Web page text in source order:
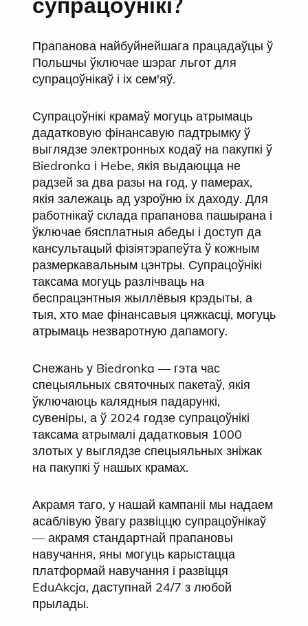
Прапанова найбуйнейшага працадаўцы ў
Польшчы ўключае шэраг льгот для
супрацоўнікаў і іх сем'яў.
Супрацоўнікі крамаў могуць атрымаць
дадатковую фінансавую падтрымку ў
выглядзе электронных кодаў на пакупкі ў
Biedronka і Hebe, якія выдаюцца не
радзей за два разы на год, у памерах,
якія залежаць ад узроўню іх даходу. Для
работнікаў склада прапанова пашырана і
ўключае бясплатныя абеды і доступ да
кансультацый фізіятэрапеўта ў кожным
размеркавальным цэнтры. Супрацоўнікі
таксама могуць разлічваць на
беспрацэнтныя жыллёвыя крэдыты, а
тыя, хто мае фінансавыя цяжкасці, могуць
атрымаць незваротную дапамогу.
Снежань у Biedronka — гэта час
спецыяльных святочных пакетаў, якія
ўключаюць калядныя падарункі,
сувеніры, а ў 2024 годзе супрацоўнікі
таксама атрымалі дадатковыя 1000
злотых у выглядзе спецыяльных зніжак
на пакупкі ў нашых крамах.
Акрамя таго, у нашай кампаніі мы надаем
асаблівую ўвагу развіццю супрацоўнікаў
— акрамя стандартнай прапановы
навучання, яны могуць карыстацца
платформай навучання і развіцця
EduAkcja, даступнай 24/7 з любой
прылады.